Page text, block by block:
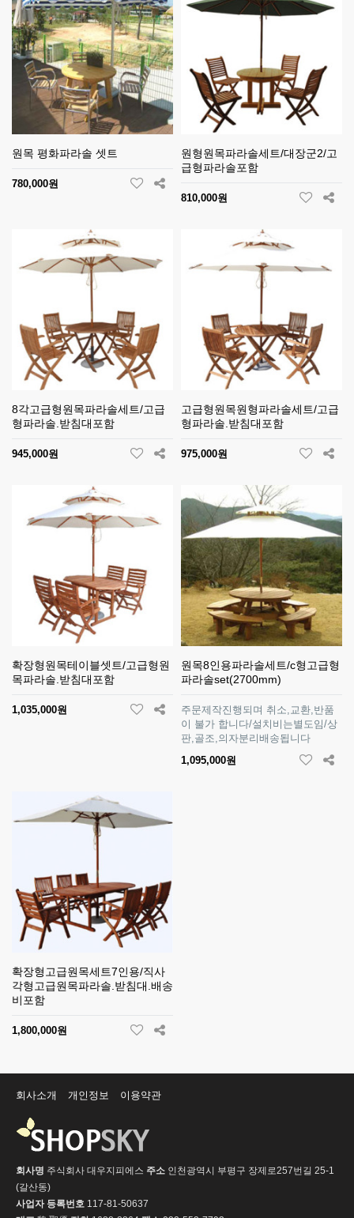
원목 평화파라솔 셋트
780,000원
원형원목파라솔세트/대장군2/고
급형파라솔포함
810,000원
8각고급형원목파라솔세트/고급
형파라솔.받침대포함
945,000원
고급형원목원형파라솔세트/고급
형파라솔.받침대포함
975,000원
확장형원목테이블셋트/고급형원
목파라솔.받침대포함
1,035,000원
원목8인용파라솔세트/c형고급형
파라솔set(2700mm)
주문제작진행되며 취소,교환,반품
이 불가 합니다/설치비는별도임/상
판,골조,의자분리배송됩니다
1,095,000원
확장형고급원목세트7인용/직사
각형고급원목파라솔.받침대.배송
비포함
1,800,000원
회사소개 개인정보 이용약관
회사명 주식회사 대우지피에스 주소 인천광역시 부평구 장제로257번길 25-1
(갈산동)
사업자 등록번호 117-81-50637